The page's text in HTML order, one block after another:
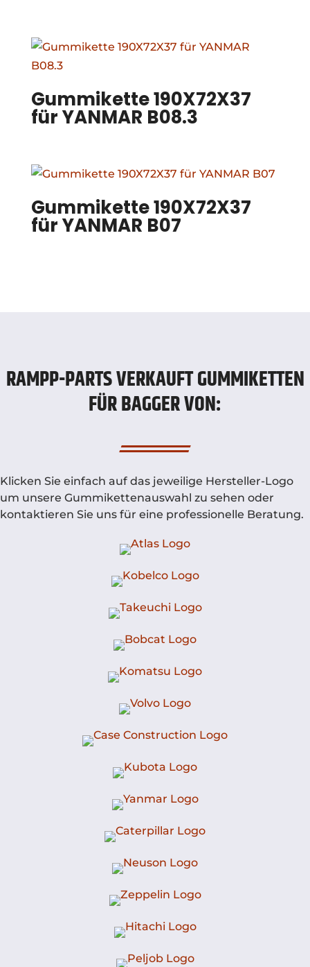
Gummikette 190X72X37
für YANMAR B08.3
Gummikette 190X72X37
für YANMAR B07
RAMPP-PARTS VERKAUFT GUMMIKETTEN
FÜR BAGGER VON:
Klicken Sie einfach auf das jeweilige Hersteller-Logo
um unsere Gummikettenauswahl zu sehen oder
kontaktieren Sie uns für eine professionelle Beratung.